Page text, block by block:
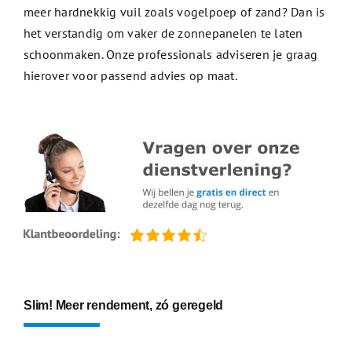
meer hardnekkig vuil zoals vogelpoep of zand? Dan is
het verstandig om vaker de zonnepanelen te laten
schoonmaken. Onze professionals adviseren je graag
hierover voor passend advies op maat.
Slim! Meer rendement, zó geregeld